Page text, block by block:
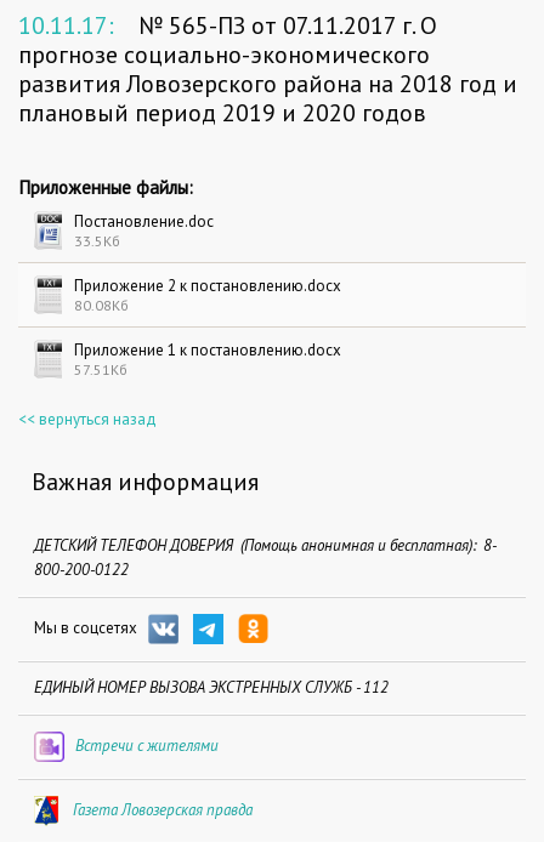
10.11.17:
№ 565-ПЗ от 07.11.2017 г. О
прогнозе социально-экономического
развития Ловозерского района на 2018 год и
плановый период 2019 и 2020 годов
Приложенные файлы:
Постановление.doc
33.5Кб
Приложение 2 к постановлению.docx
80.08Кб
Приложение 1 к постановлению.docx
57.51Кб
<< вернуться назад
Важная информация
ДЕТСКИЙ ТЕЛЕФОН ДОВЕРИЯ (Помощь анонимная и бесплатная): 8-
800-200-0122
Мы в соцсетях
ЕДИНЫЙ НОМЕР ВЫЗОВА ЭКСТРЕННЫХ СЛУЖБ - 112
Встречи с жителями
Газета Ловозерская правда